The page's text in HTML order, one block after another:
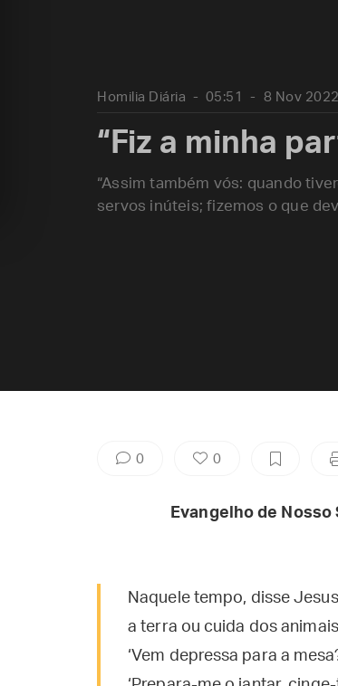
Homilia Diária 05:51 8 Nov 2022
“Fiz a minha
“Assim também vós: quando
servos inúteis; fizemos o que
0 0
Evangelho de
Naquele tempo, disse
a terra ou cuida dos
‘Vem depressa para a